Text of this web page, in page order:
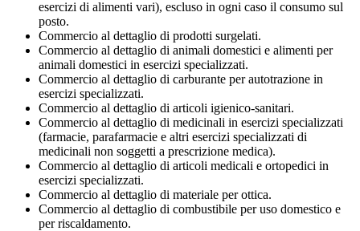
esercizi di alimenti vari), escluso in ogni caso il consumo sul
posto.
Commercio al dettaglio di prodotti surgelati.
Commercio al dettaglio di animali domestici e alimenti per
animali domestici in esercizi specializzati.
Commercio al dettaglio di carburante per autotrazione in
esercizi specializzati.
Commercio al dettaglio di articoli igienico-sanitari.
Commercio al dettaglio di medicinali in esercizi specializzati
(farmacie, parafarmacie e altri esercizi specializzati di
medicinali non soggetti a prescrizione medica).
Commercio al dettaglio di articoli medicali e ortopedici in
esercizi specializzati.
Commercio al dettaglio di materiale per ottica.
Commercio al dettaglio di combustibile per uso domestico e
per riscaldamento.